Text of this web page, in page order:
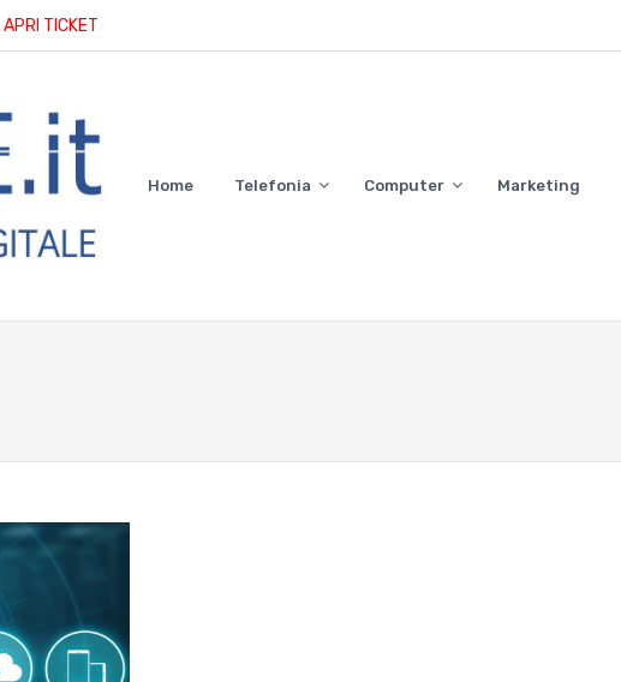
APRI TICKET
Home Telefonia Computer Marketing